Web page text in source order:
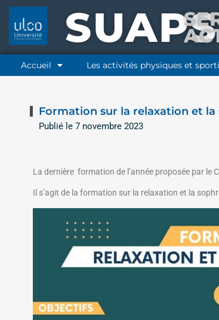
SUAPS
Accueil Les activités physiques et
Formation sur la relaxation et
Publié le 7 novembre 2023
La dernière formation de l’année proposée par le
Il s’agit de la formation sur la relaxation et la